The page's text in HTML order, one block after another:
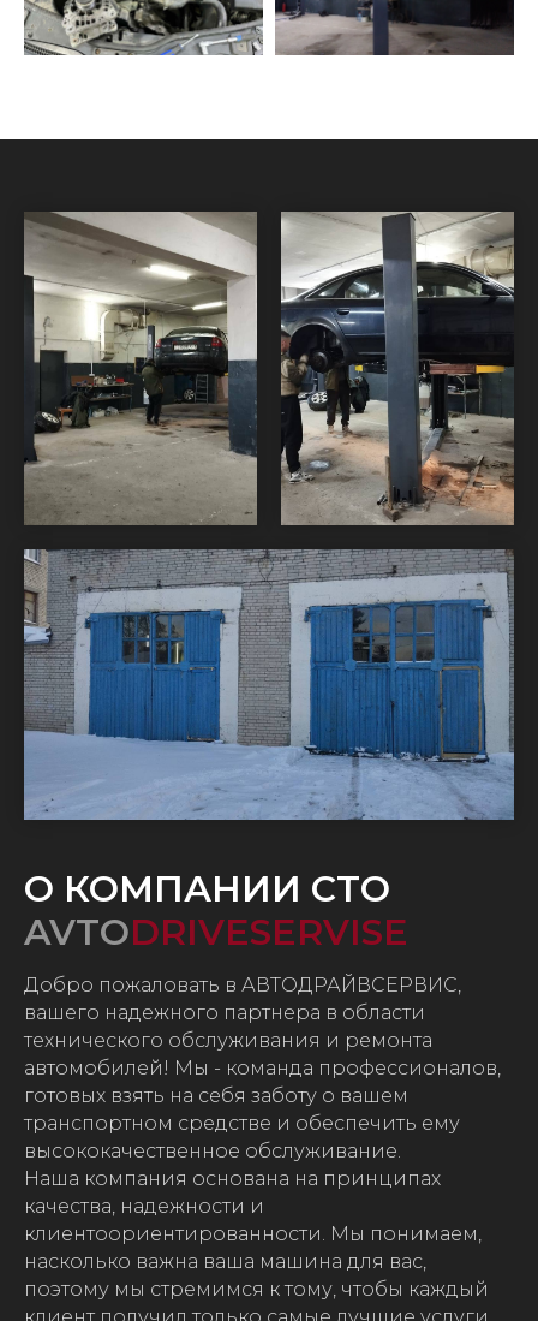
О КОМПАНИИ СТО
AVTODRIVESERVISE
Добро пожаловать в АВТОДРАЙВСЕРВИС,
вашего надежного партнера в области
технического обслуживания и ремонта
автомобилей! Мы - команда профессионалов,
готовых взять на себя заботу о вашем
транспортном средстве и обеспечить ему
высококачественное обслуживание.
Наша компания основана на принципах
качества, надежности и
клиентоориентированности. Мы понимаем,
насколько важна ваша машина для вас,
поэтому мы стремимся к тому, чтобы каждый